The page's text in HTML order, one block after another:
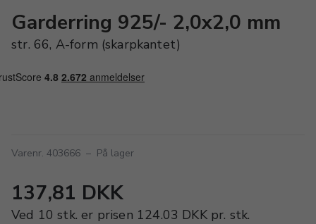
Garderring 925/- 2,0x2,0 mm
str. 66, A-form (skarpkantet)
Varenr. 403666 – På lager
137,81 DKK
Ved 10 stk. er prisen 124.03 DKKpr. stk.